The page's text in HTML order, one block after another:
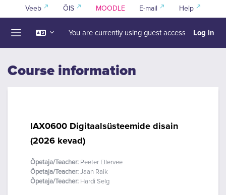
Skip to main content
Veeb ÕIS MOODLE E-mail Help
You are currently using guest access Log in
Course information
IAX0600 Digitaalsüsteemide disain
(2026 kevad)
Õpetaja/Teacher: Peeter Ellervee
Õpetaja/Teacher: Jaan Raik
Õpetaja/Teacher: Hardi Selg